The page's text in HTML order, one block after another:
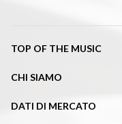
TOP OF THE MUSIC
CHI SIAMO
DATI DI MERCATO